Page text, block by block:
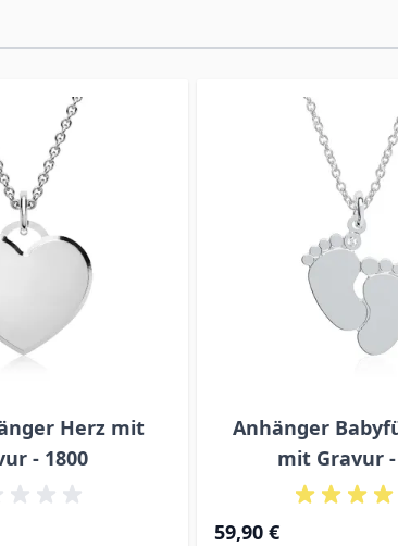
Herz mit
- 1800
Anhänger
mit Gravur -
59,90 €